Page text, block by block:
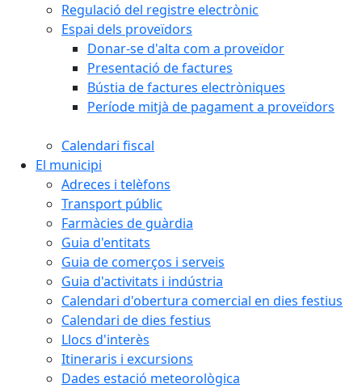
Regulació del registre electrònic
Espai dels proveïdors
Donar-se d'alta com a proveïdor
Presentació de factures
Bústia de factures electròniques
Període mitjà de pagament a proveïdors
Calendari fiscal
El municipi
Adreces i telèfons
Transport públic
Farmàcies de guàrdia
Guia d'entitats
Guia de comerços i serveis
Guia d'activitats i indústria
Calendari d'obertura comercial en dies festius
Calendari de dies festius
Llocs d'interès
Itineraris i excursions
Dades estació meteorològica